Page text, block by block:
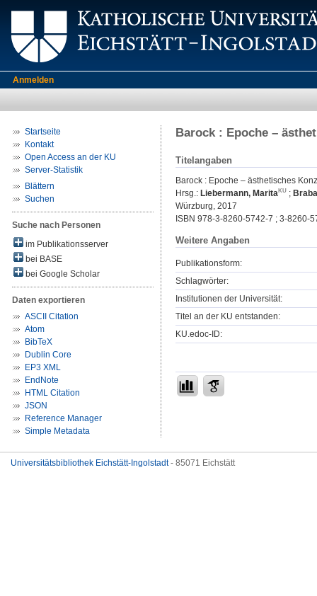
Anmelden
Startseite
Kontakt
Open Access an der KU
Server-Statistik
Blättern
Suchen
Suche nach Personen
im Publikationsserver
bei BASE
bei Google Scholar
Daten exportieren
ASCII Citation
Atom
BibTeX
Dublin Core
EP3 XML
EndNote
HTML Citation
JSON
Reference Manager
Simple Metadata
Barock : Epoche –
Titelangaben
Barock : Epoche – ästhetisches
Hrsg.: Liebermann, Marita ;
Würzburg, 2017
ISBN 978-3-8260-5742-7 ; 3-8260-
Weitere Angaben
Publikationsform:
Schlagwörter:
Institutionen der Universität:
Titel an der KU entstanden:
KU.edoc-ID:
Universitätsbibliothek Eichstätt-Ingolstadt- 85071 Eichstätt